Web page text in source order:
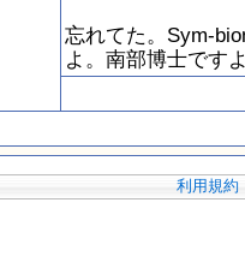
忘れてた。Sym-
よ。南部博士です
利用規約